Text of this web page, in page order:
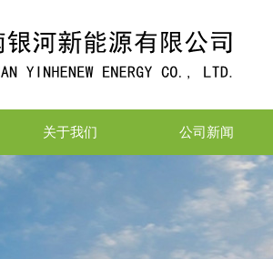
关于我们 公司新闻